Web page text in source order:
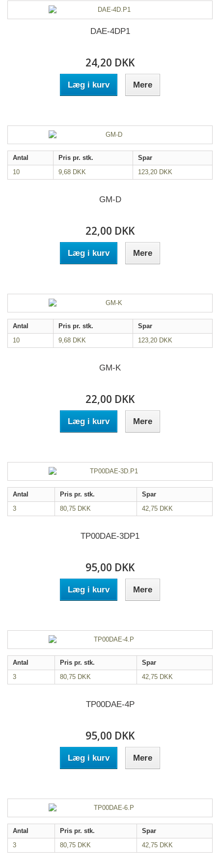
DAE-4DP1
24,20 DKK
Læg i kurv Mere
Antal Pris pr. stk.
Spar
10
9,68 DKK 123,20 DKK
GM-D
22,00 DKK
Læg i kurv Mere
Antal Pris pr. stk.
Spar
10
9,68 DKK 123,20 DKK
GM-K
22,00 DKK
Læg i kurv Mere
Antal Pris pr. stk.
Spar
3
80,75 DKK 42,75 DKK
TP00DAE-3DP1
95,00 DKK
Læg i kurv Mere
Antal Pris pr. stk.
Spar
3
80,75 DKK 42,75 DKK
TP00DAE-4P
95,00 DKK
Læg i kurv Mere
Antal Pris pr. stk.
Spar
3
80,75 DKK 42,75 DKK